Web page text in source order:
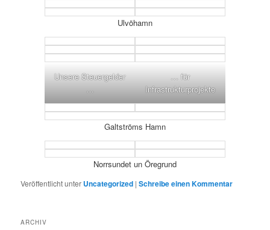
Ulvöhamn
Unsere Steuergelder
…
… für
Infrastrukturprojekte
Galtströms Hamn
Norrsundet un Öregrund
Veröffentlicht unter Uncategorized |Schreibe einen Kommentar
ARCHIV